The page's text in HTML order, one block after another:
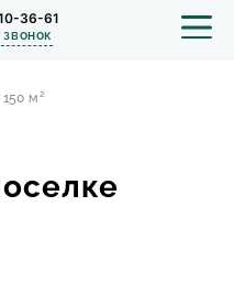
36-61
звонок
м²